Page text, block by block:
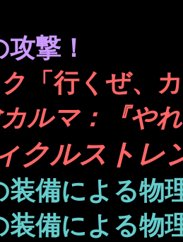
撃！
ク「行くぜ、
ルマ：『や
クルストレ
装備による物
装備による物